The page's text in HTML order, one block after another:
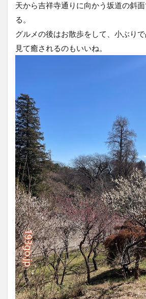
天から吉祥寺通りに向かう坂道の斜
る。
グルメの後はお散歩をして、小ぶり
見て癒されるのもいいね。